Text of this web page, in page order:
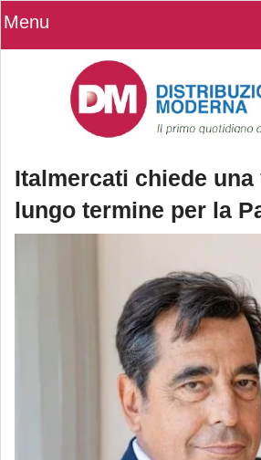
Menu
Italmercati chiede
lungo termine per la